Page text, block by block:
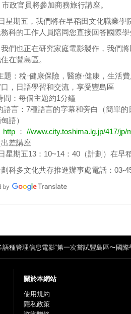
政官員將參加商務旅行講座。
星期五，我們將在早稻田文化職業
科的工作人員陪同您直接回答國際學
們也正在研究家庭電影製作，我們
在豐島區。
題：稅·健康保險，醫療·健康，生活
，日語學習和交流，享受豐島區
間：每個主題約1分鐘
語言：7種語言的字幕和旁白（簡單
語）
http ： //www.city.toshima.lg.jp/417/jp/
差講座
星期五13：10~14：40（計劃）在早
科多文化共存推進辦事處電話：03-
語種管理信息電影“第一次嘗試豐島區〜國際
關於本網站
使用規約
隱私政策